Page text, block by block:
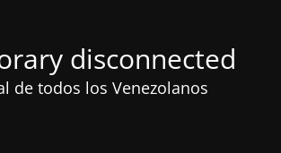
disconnected
de todos los Venezolanos